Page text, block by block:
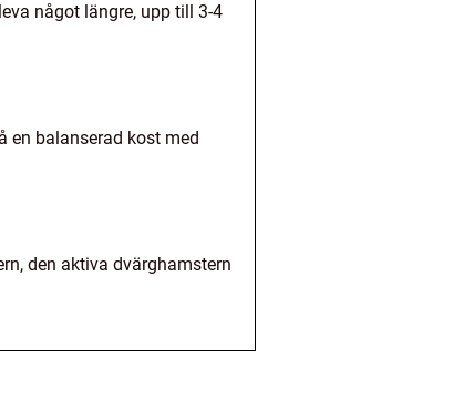
något längre, upp till 3-4
en balanserad kost med
den aktiva dvärghamstern